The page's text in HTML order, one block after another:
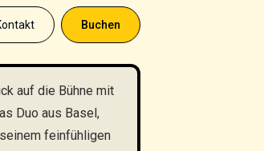
Buchen
auf die Bühne mit
Duo aus Basel,
feinfühligen